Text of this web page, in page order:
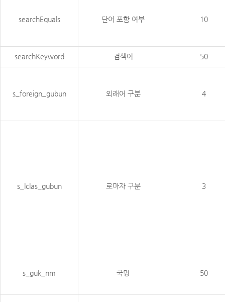
searchEquals 단어 포함 여부 10
searchKeyword 검색어 50
s_foreign_gubun 외래어 구분 4
s_lclas_gubun 로마자 구분 3
s_guk_nm 국명 50